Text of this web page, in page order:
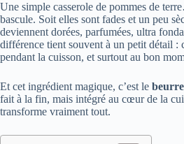
Une simple casserole de pommes de
bascule. Soit elles sont fades et un peu
deviennent dorées, parfumées, ultra
différence tient souvent à un petit détail :
pendant la cuisson, et surtout au bon
Et cet ingrédient magique, c’est le beurre
fait à la fin, mais intégré au cœur de la
transforme vraiment tout.